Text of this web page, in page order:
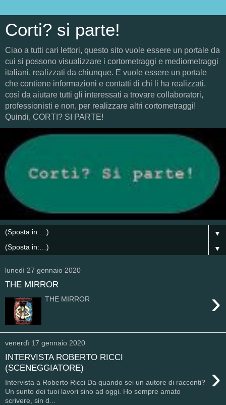
Corti? si parte!
Ciao a tutti cari lettori, questo sito vuole essere un portale da
cui si possono visualizzare i cortometraggi e mediometraggi
italiani, realizzati da chiunque. E vuole essere un portale
che contiene informazioni e contatti di chi li ha realizzati,
così da aiutare tutti gli interessati a trovare collaboratori,
professionisti e non, per realizzare altri cortometraggi!
Quindi, CORTI? SI PARTE!
▼
▼
lunedì 27 gennaio 2020
THE MIRROR
›
THE MIRROR
venerdì 17 gennaio 2020
INTERVISTA ROBERTO RICCI
(SCENEGGIATORE)
›
Intervista a Roberto Ricci Da quando sei un autore di racconti?
Un sunto dei tuoi lavori sino ad oggi. Ho sempre amato
scrivere, sin d...